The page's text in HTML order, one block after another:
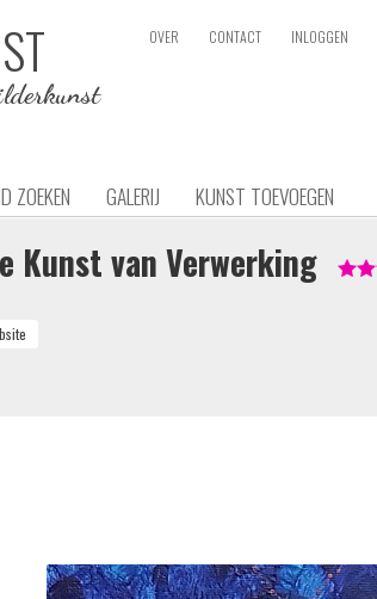
OVER CONTACT INLOGGEN
ZOEKEN GALERIJ KUNST TOEVOEGEN
Kunst van Verwerking